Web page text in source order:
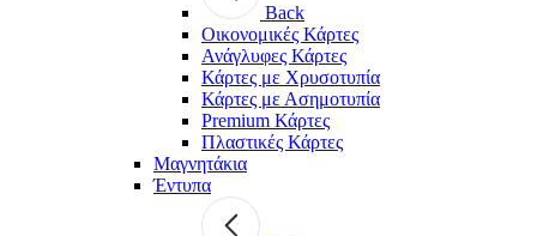
Back
Οικονομικές Κάρτες
Ανάγλυφες Κάρτες
Κάρτες με Χρυσοτυπία
Κάρτες με Ασημοτυπία
Premium Κάρτες
Πλαστικές Κάρτες
Μαγνητάκια
Έντυπα